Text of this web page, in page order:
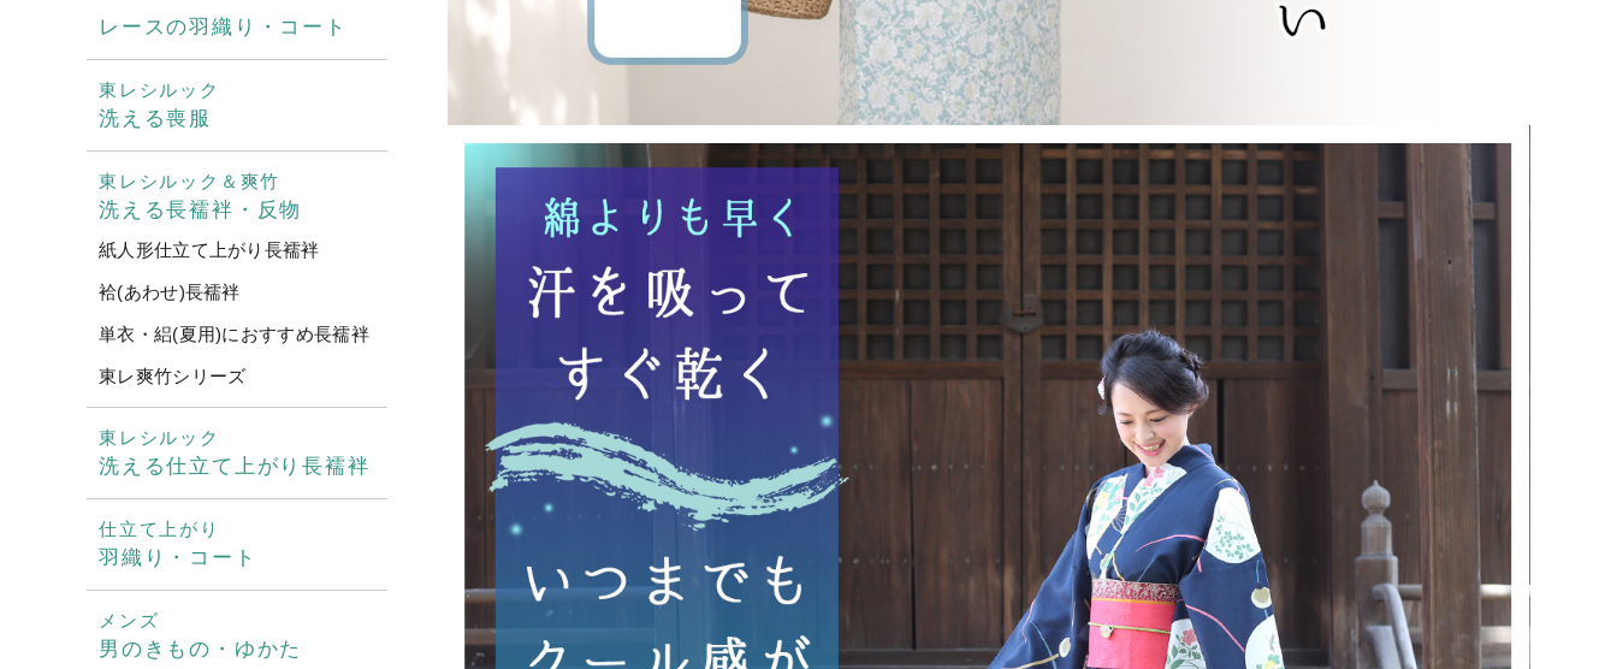
レースの羽織り・コート
東レシルック
洗える喪服
東レシルック＆爽竹
洗える長襦袢・反物
紙人形仕立て上がり長襦袢
袷(あわせ)長襦袢
単衣・絽(夏用)におすすめ長襦袢
東レ爽竹シリーズ
東レシルック
洗える仕立て上がり長襦袢
仕立て上がり
羽織り・コート
メンズ
男のきもの・ゆかた